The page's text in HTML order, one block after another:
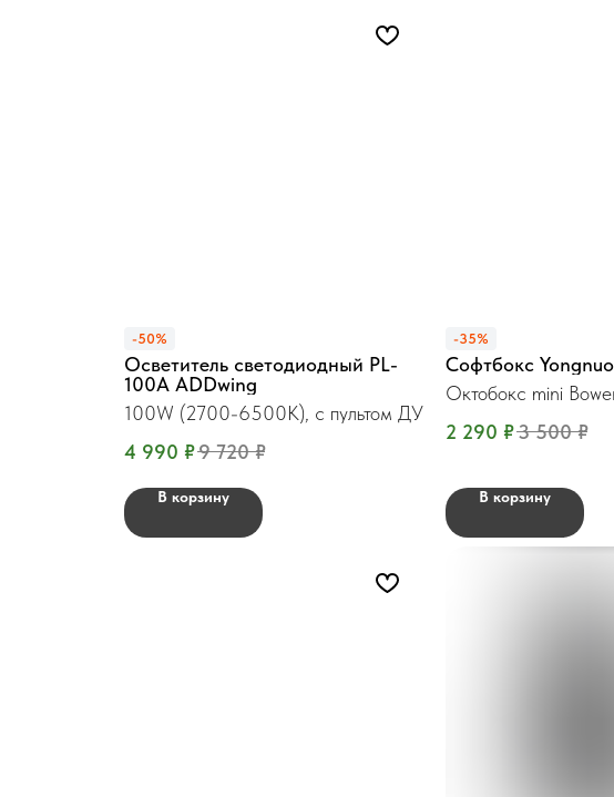
-50%
Осветитель светодиодный PL-
100A ADDwing
100W (2700-6500К), с пультом ДУ
4 990 ₽9 720 ₽
В корзину
-35%
Софтбокс
Октобокс mini
2 290 ₽3 500 ₽
В корзину